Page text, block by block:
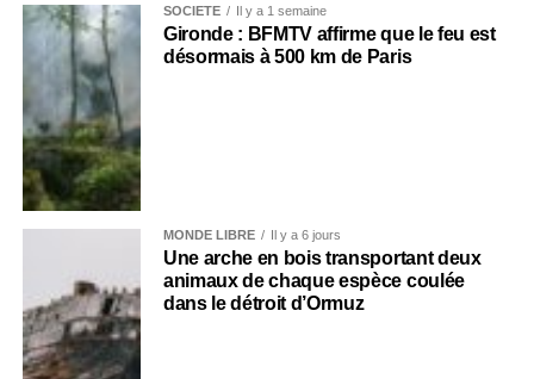
SOCIÉTÉ Il y a 1 semaine
Gironde : BFMTV affirme que le feu est
désormais à 500 km de Paris
MONDE LIBRE Il y a 6 jours
Une arche en bois transportant deux
animaux de chaque espèce coulée
dans le détroit d’Ormuz